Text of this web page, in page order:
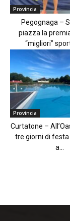
Provincia
Pegognaga –
piazza la
“migliori”
Provincia
Curtatone –
tre giorni di
a...